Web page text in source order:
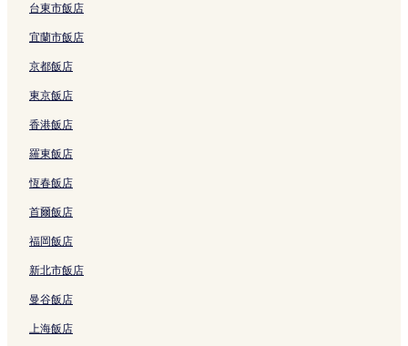
e
l
的
連
結
h
e
n
g
的
連
台東市飯店
宜蘭市飯店
京都飯店
東京飯店
香港飯店
羅東飯店
恆春飯店
首爾飯店
福岡飯店
新北市飯店
曼谷飯店
上海飯店